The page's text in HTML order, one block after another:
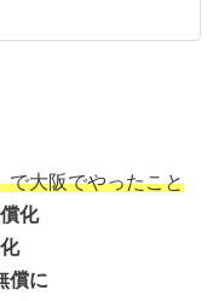
で大阪でやったこと
化
償に